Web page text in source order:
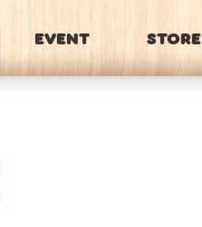
EVENT STORE